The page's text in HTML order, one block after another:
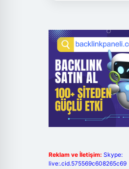
Reklam ve İletişim: Skype:
live:.cid.575569c608265c69